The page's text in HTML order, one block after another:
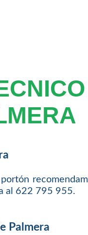
al 622 795 955.
Palmera